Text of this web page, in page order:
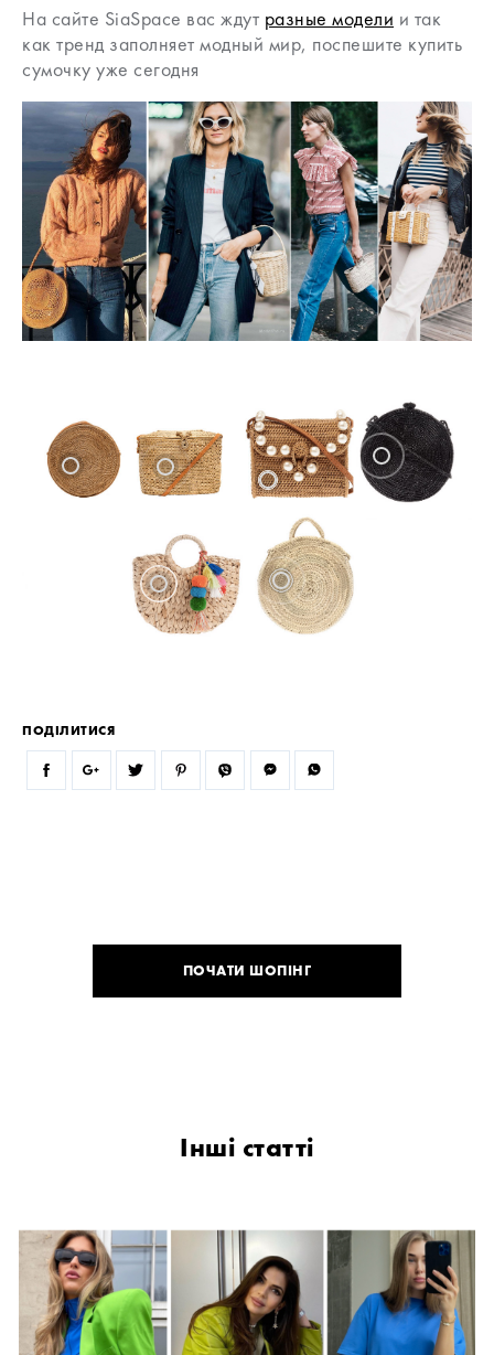
На сайте SiaSpace вас ждут разные модели и так
как тренд заполняет модный мир, поспешите купить
сумочку уже сегодня
ПОДІЛИТИСЯ
ПОЧАТИ ШОПІНГ
Інші статті